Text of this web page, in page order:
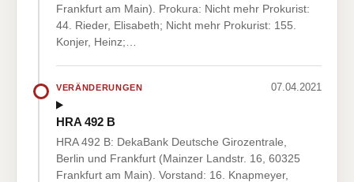
Frankfurt am Main). Prokura: Nicht mehr Prokurist:
44. Rieder, Elisabeth; Nicht mehr Prokurist: 155.
Konjer, Heinz;…
VERÄNDERUNGEN 07.04.2021
HRA 492 B
HRA 492 B: DekaBank Deutsche Girozentrale,
Berlin und Frankfurt (Mainzer Landstr. 16, 60325
Frankfurt am Main). Vorstand: 16. Knapmeyer,